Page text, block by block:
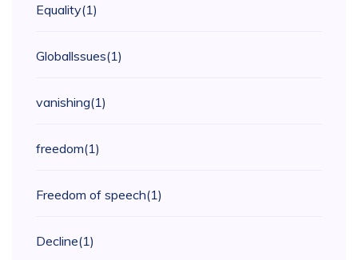
Equality(1)
Globallssues(1)
vanishing(1)
freedom(1)
Freedom of speech(1)
Decline(1)